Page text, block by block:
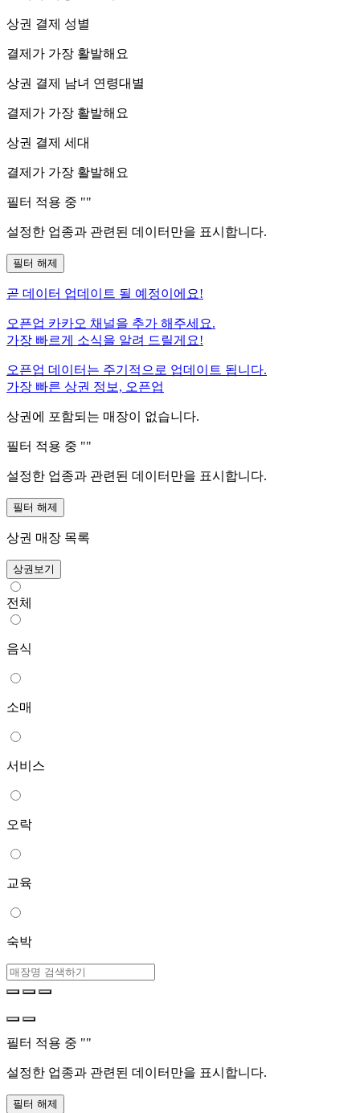
상권 결제 성별
결제가 가장 활발해요
상권 결제 남녀 연령대별
결제가 가장 활발해요
상권 결제 세대
결제가 가장 활발해요
필터 적용 중 ""
설정한 업종과 관련된 데이터만을 표시합니다.
필터 해제
곧 데이터 업데이트 될 예정이에요!
오픈업 카카오 채널을 추가 해주세요.
가장 빠르게 소식을 알려 드릴게요!
오픈업 데이터는 주기적으로 업데이트 됩니다.
가장 빠른 상권 정보, 오픈업
상권에 포함되는 매장이 없습니다.
필터 적용 중 ""
설정한 업종과 관련된 데이터만을 표시합니다.
필터 해제
상권 매장 목록
상권보기
전체
음식
소매
서비스
오락
교육
숙박
필터 적용 중 ""
설정한 업종과 관련된 데이터만을 표시합니다.
필터 해제